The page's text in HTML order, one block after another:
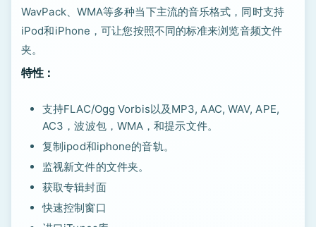
WavPack、WMA等多种当下主流的音乐格式，同时支持
iPod和iPhone，可让您按照不同的标准来浏览音频文件
夹。
特性：
支持FLAC/Ogg Vorbis以及MP3, AAC, WAV, APE,
AC3，波波包，WMA，和提示文件。
复制ipod和iphone的音轨。
监视新文件的文件夹。
获取专辑封面
快速控制窗口